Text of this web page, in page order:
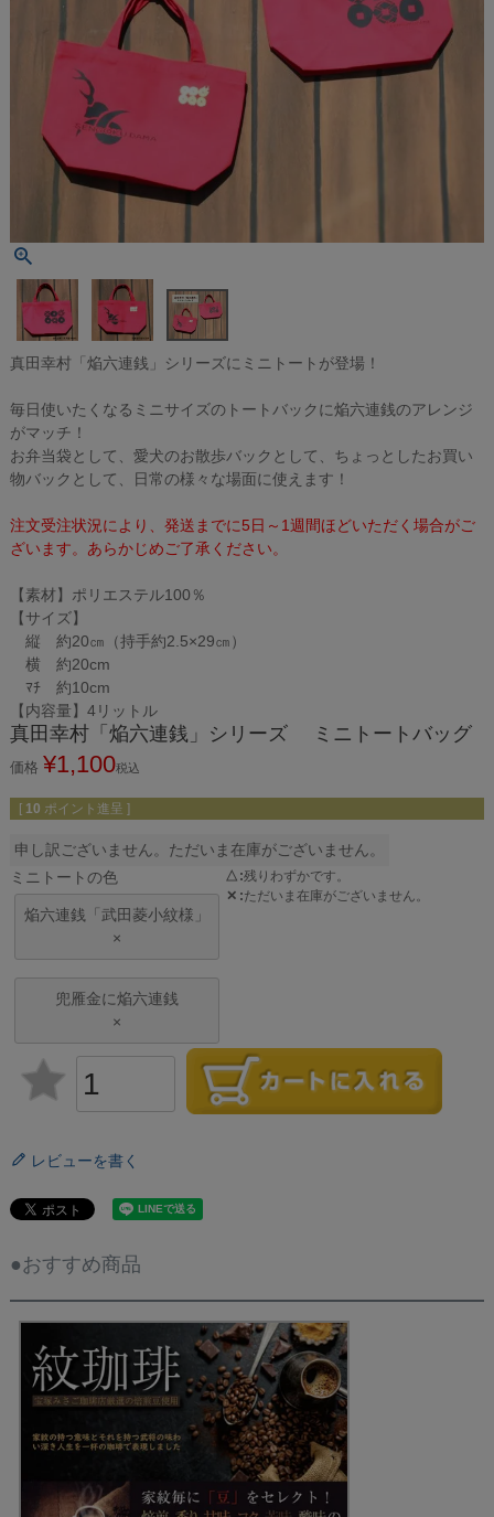
真田幸村「焔六連銭」シリーズにミニトートが登場！
毎日使いたくなるミニサイズのトートバックに焔六連銭のアレンジ
がマッチ！
お弁当袋として、愛犬のお散歩バックとして、ちょっとしたお買い
物バックとして、日常の様々な場面に使えます！
注文受注状況により、発送までに5日～1週間ほどいただく場合がご
ざいます。あらかじめご了承ください。
【素材】ポリエステル100％
【サイズ】
縦 約20㎝（持手約2.5×29㎝）
横 約20cm
ﾏﾁ 約10cm
【内容量】4リットル
真田幸村「焔六連銭」シリーズ ミニトートバッグ
価格 ¥1,100税込
[ 10 ポイント進呈 ]
申し訳ございません。ただいま在庫がございません。
ミニトートの色
焔六連銭「武田菱小紋様」
×
兜雁金に焔六連銭
×
△ 残りわずかです。
✕ ただいま在庫がございません。
レビューを書く
●おすすめ商品